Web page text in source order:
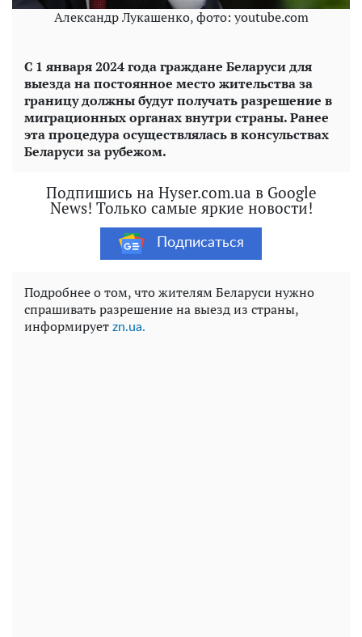
Александр Лукашенко, фото: youtube.com
С 1 января 2024 года граждане Беларуси для
выезда на постоянное место жительства за
границу должны будут получать разрешение в
миграционных органах внутри страны. Ранее
эта процедура осуществлялась в консульствах
Беларуси за рубежом.
Подпишись на Hyser.com.ua в Google
News! Только самые яркие новости!
Подписаться
Подробнее о том, что жителям Беларуси нужно
спрашивать разрешение на выезд из страны,
информирует zn.ua.